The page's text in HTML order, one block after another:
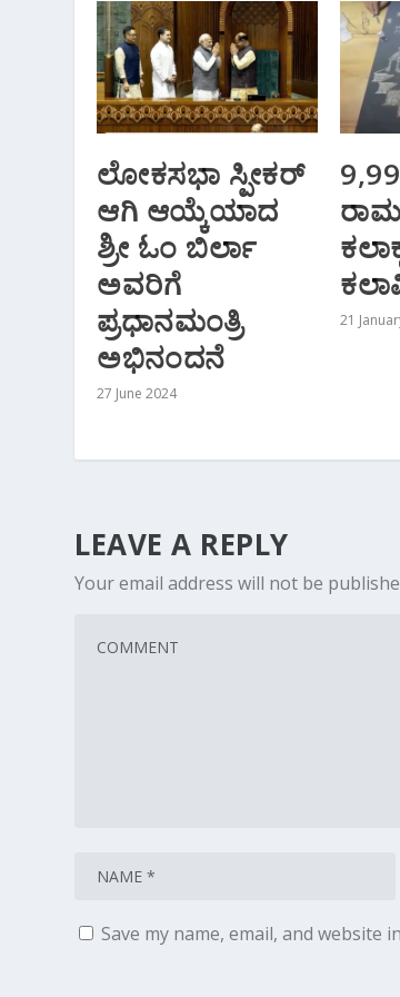
ಲೋಕಸಭಾ ಸ್ಪೀಕರ್
ಆಗಿ ಆಯ್ಕೆಯಾದ
ಶ್ರೀ ಓಂ ಬಿರ್ಲಾ
ಅವರಿಗೆ
ಪ್ರಧಾನಮಂತ್ರಿ
ಅಭಿನಂದನೆ
27 June 2024
21
LEAVE A REPLY
Your email address will not be
Save my name, email, and